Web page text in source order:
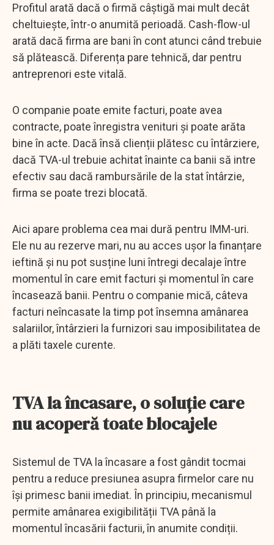
Profitul arată dacă o firmă câștigă mai mult decât
cheltuiește, într-o anumită perioadă. Cash-flow-ul
arată dacă firma are bani în cont atunci când trebuie
să plătească. Diferența pare tehnică, dar pentru
antreprenori este vitală.
O companie poate emite facturi, poate avea
contracte, poate înregistra venituri și poate arăta
bine în acte. Dacă însă clienții plătesc cu întârziere,
dacă TVA-ul trebuie achitat înainte ca banii să intre
efectiv sau dacă rambursările de la stat întârzie,
firma se poate trezi blocată.
Aici apare problema cea mai dură pentru IMM-uri.
Ele nu au rezerve mari, nu au acces ușor la finanțare
ieftină și nu pot susține luni întregi decalaje între
momentul în care emit facturi și momentul în care
încasează banii. Pentru o companie mică, câteva
facturi neîncasate la timp pot însemna amânarea
salariilor, întârzieri la furnizori sau imposibilitatea de
a plăti taxele curente.
TVA la încasare, o soluție care
nu acoperă toate blocajele
Sistemul de TVA la încasare a fost gândit tocmai
pentru a reduce presiunea asupra firmelor care nu
își primesc banii imediat. În principiu, mecanismul
permite amânarea exigibilității TVA până la
momentul încasării facturii, în anumite condiții.